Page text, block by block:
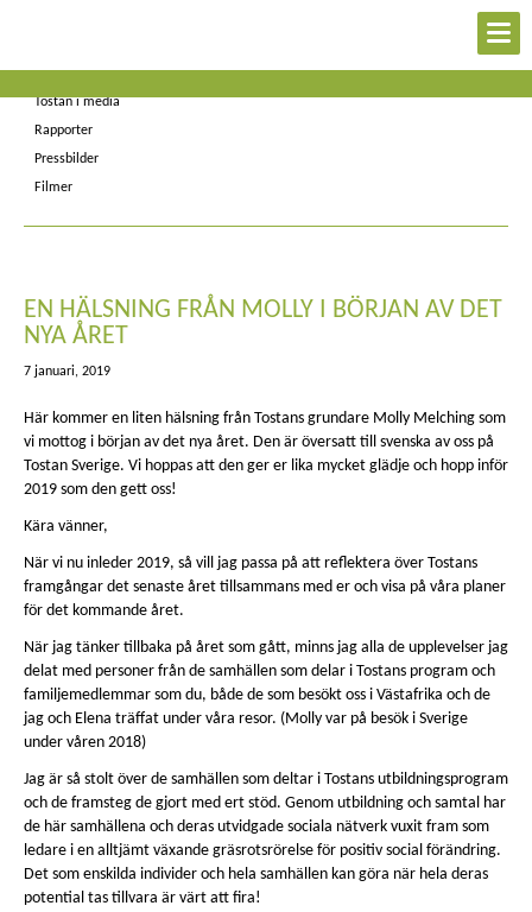
Nyheter
Tostan i media
Rapporter
Pressbilder
Filmer
EN HÄLSNING FRÅN MOLLY I BÖRJAN AV DET
NYA ÅRET
7 januari, 2019
Här kommer en liten hälsning från Tostans grundare Molly Melching som
vi mottog i början av det nya året. Den är översatt till svenska av oss på
Tostan Sverige. Vi hoppas att den ger er lika mycket glädje och hopp inför
2019 som den gett oss!
Kära vänner,
När vi nu inleder 2019, så vill jag passa på att reflektera över Tostans
framgångar det senaste året tillsammans med er och visa på våra planer
för det kommande året.
När jag tänker tillbaka på året som gått, minns jag alla de upplevelser jag
delat med personer från de samhällen som delar i Tostans program och
familjemedlemmar som du, både de som besökt oss i Västafrika och de
jag och Elena träffat under våra resor. (Molly var på besök i Sverige
under våren 2018)
Jag är så stolt över de samhällen som deltar i Tostans utbildningsprogram
och de framsteg de gjort med ert stöd. Genom utbildning och samtal har
de här samhällena och deras utvidgade sociala nätverk vuxit fram som
ledare i en alltjämt växande gräsrotsrörelse för positiv social förändring.
Det som enskilda individer och hela samhällen kan göra när hela deras
potential tas tillvara är värt att fira!